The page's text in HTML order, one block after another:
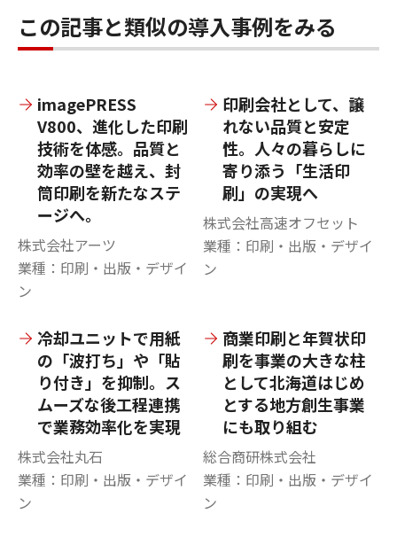
この記事と類似の導入事例をみる
imagePRESS
V800、進化した印刷
技術を体感。品質と
効率の壁を越え、封
筒印刷を新たなステ
ージへ。
株式会社アーツ
業種：印刷・出版・デザイ
ン
印刷会社として、譲
れない品質と安定
性。人々の暮らしに
寄り添う「生活印
刷」の実現へ
株式会社高速オフセット
業種：印刷・出版・デザイ
ン
冷却ユニットで用紙
の「波打ち」や「貼
り付き」を抑制。ス
ムーズな後工程連携
で業務効率化を実現
株式会社丸石
業種：印刷・出版・デザイ
ン
商業印刷と年賀状印
刷を事業の大きな柱
として北海道はじめ
とする地方創生事業
にも取り組む
総合商研株式会社
業種：印刷・出版・デザイ
ン